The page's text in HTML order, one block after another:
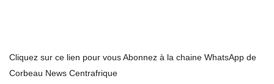
Cliquez sur ce lien pour vous Abonnez à la chaine WhatsApp de
Corbeau News Centrafrique